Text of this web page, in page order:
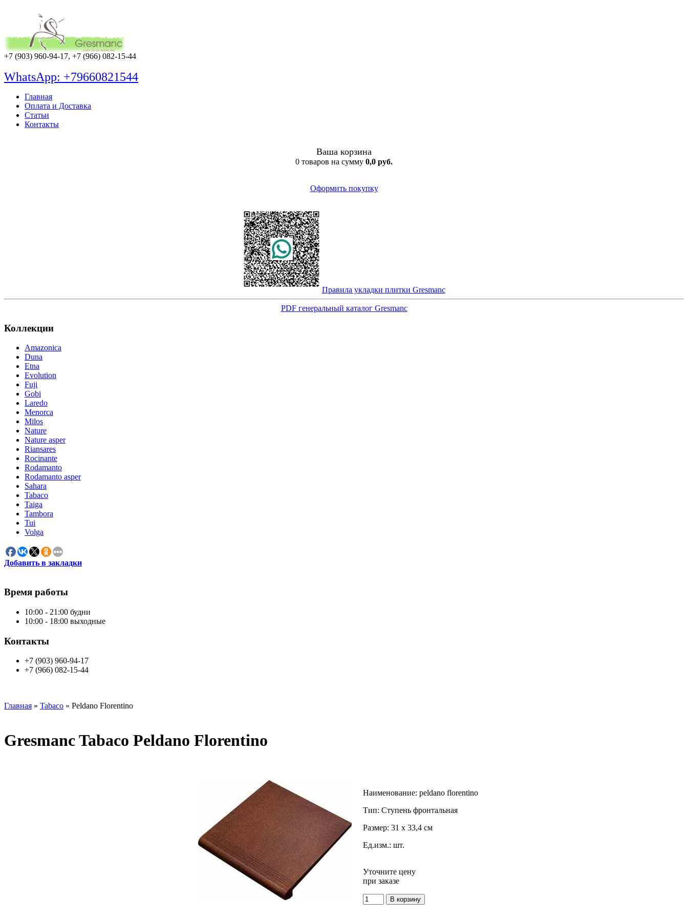
+7 (903) 960-94-17, +7 (966) 082-15-44
WhatsApp: +79660821544
Главная
Оплата и Доставка
Статьи
Контакты
Ваша корзина
0 товаров на сумму 0,0 руб.
Оформить покупку
Правила укладки плитки Gresmanc
PDF генеральный каталог Gresmanc
Коллекции
Amazonica
Duna
Etna
Evolution
Fuji
Gobi
Laredo
Menorca
Milos
Nature
Nature asper
Riansares
Rocinante
Rodamanto
Rodamanto asper
Sahara
Tabaco
Taiga
Tambora
Tui
Volga
Добавить в закладки
Время работы
10:00 - 21:00 будни
10:00 - 18:00 выходные
Контакты
+7 (903) 960-94-17
+7 (966) 082-15-44
Главная » Tabaco » Peldano Florentino
Gresmanc Tabaco Peldano Florentino
Наименование: peldano florentino
Тип: Ступень фронтальная
Размер: 31 x 33,4 см
Ед.изм.: шт.
Уточните цену
при заказе